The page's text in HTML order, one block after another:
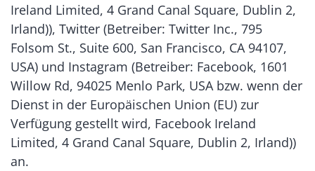
Ireland Limited, 4 Grand Canal Square, Dublin 2,
Irland)), Twitter (Betreiber: Twitter Inc., 795
Folsom St., Suite 600, San Francisco, CA 94107,
USA) und Instagram (Betreiber: Facebook, 1601
Willow Rd, 94025 Menlo Park, USA bzw. wenn der
Dienst in der Europäischen Union (EU) zur
Verfügung gestellt wird, Facebook Ireland
Limited, 4 Grand Canal Square, Dublin 2, Irland))
an.